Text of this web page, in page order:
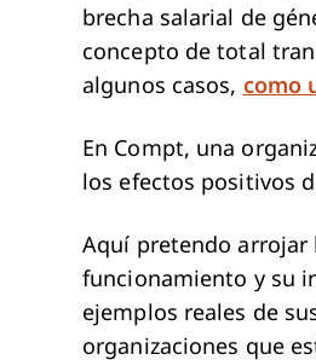
brecha salarial de
concepto de total
algunos casos, como
En Compt, una
los efectos positivos
Aquí pretendo arrojar
funcionamiento y su
ejemplos reales de
organizaciones que